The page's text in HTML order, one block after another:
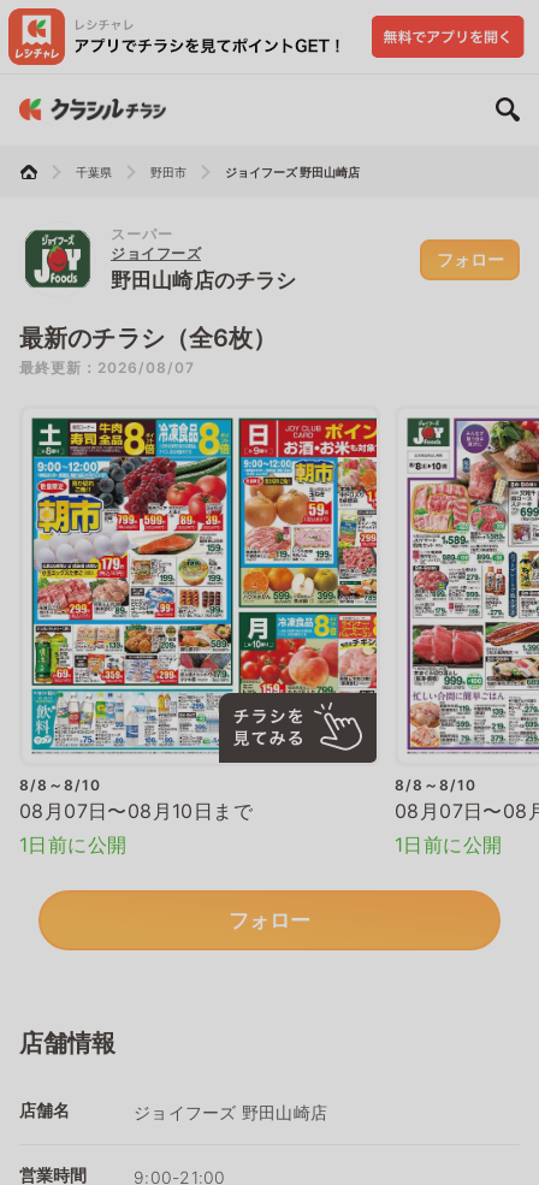
千葉県 野田市 ジョイフーズ 野田山崎店
スーパー
ジョイフーズ
野田山崎店のチラシ
フォロー
最新のチラシ（全6枚）
最終更新：2026/08/07
8/8～8/10
08月07日〜08月10日まで
1日前に公開
8/8～8/10
08月07日〜08
1日前に公開
フォロー
店舗情報
店舗名 ジョイフーズ 野田山崎店
営業時間 9:00-21:00